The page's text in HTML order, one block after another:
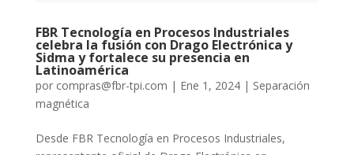
FBR Tecnología en Procesos Industriales
celebra la fusión con Drago Electrónica y
Sidma y fortalece su presencia en
Latinoamérica
por compras@fbr-tpi.com | Ene 1, 2024| Separación
magnética
Desde FBR Tecnología en Procesos Industriales,